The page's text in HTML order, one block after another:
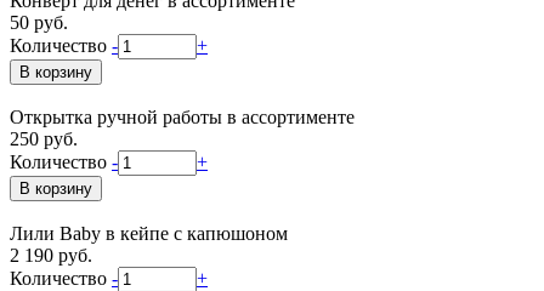
50 руб.
Количество - +
Открытка ручной работы в ассортименте
250 руб.
Количество - +
Лили Baby в кейпе с капюшоном
2 190 руб.
Количество - +